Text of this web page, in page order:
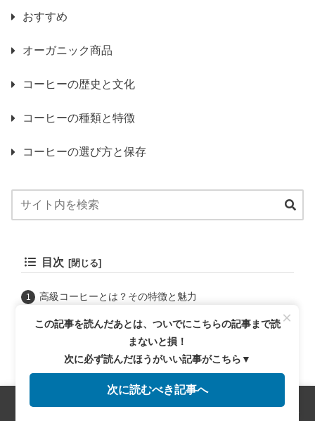
おすすめ
オーガニック商品
コーヒーの歴史と文化
コーヒーの種類と特徴
コーヒーの選び方と保存
目次
高級コーヒーとは？その特徴と魅力
スペシャルティコーヒーの定義
高級コーヒーの選び方
産地別の特徴と選び方
焙煎度合いの違いと風味
サイドバー
×
この記事を読んだあとは、ついでにこちらの記事まで読
まないと損！
次に必ず読んだほうがいい記事がこちら▼
次に読むべき記事へ